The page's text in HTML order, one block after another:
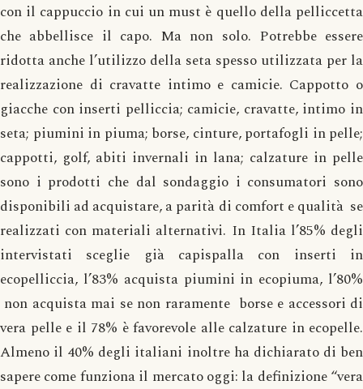
con il cappuccio in cui un must è quello della pelliccetta
che abbellisce il capo. Ma non solo. Potrebbe essere
ridotta anche l’utilizzo della seta spesso utilizzata per la
realizzazione di cravatte intimo e camicie. Cappotto o
giacche con inserti pelliccia; camicie, cravatte, intimo in
seta; piumini in piuma; borse, cinture, portafogli in pelle;
cappotti, golf, abiti invernali in lana; calzature in pelle
sono i prodotti che dal sondaggio i consumatori sono
disponibili ad acquistare, a parità di comfort e qualità se
realizzati con materiali alternativi. In Italia l’85% degli
intervistati sceglie già capispalla con inserti in
ecopelliccia, l’83% acquista piumini in ecopiuma, l’80%
non acquista mai se non raramente borse e accessori di
vera pelle e il 78% è favorevole alle calzature in ecopelle.
Almeno il 40% degli italiani inoltre ha dichiarato di ben
sapere come funziona il mercato oggi: la definizione “vera